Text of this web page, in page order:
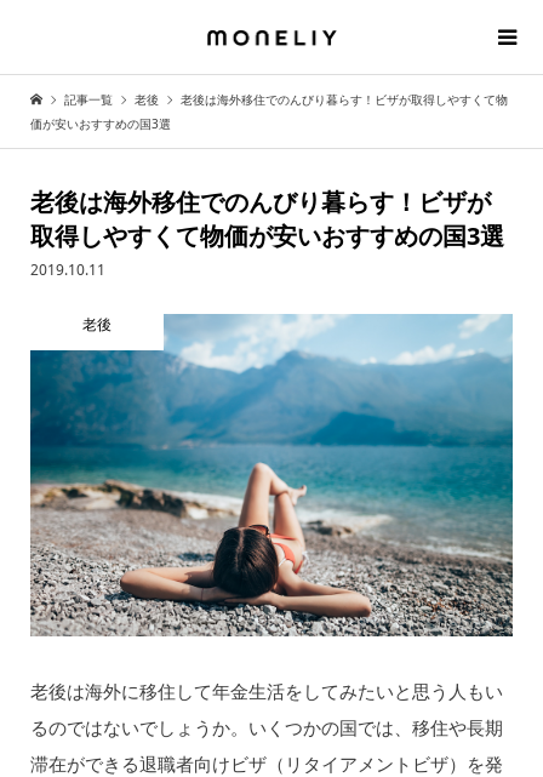
記事一覧 老後
老後は海外移住でのんびり暮らす！ビザが取得しやすくて物
価が安いおすすめの国3選
老後は海外移住でのんびり暮らす！ビザが
取得しやすくて物価が安いおすすめの国3選
2019.10.11
老後
老後は海外に移住して年金生活をしてみたいと思う人もい
るのではないでしょうか。いくつかの国では、移住や長期
滞在ができる退職者向けビザ（リタイアメントビザ）を発